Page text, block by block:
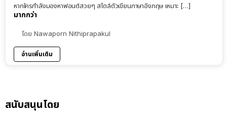
หากใครกำลังมองหาฟอนต์สวยๆ สไตล์ตัวเขียนภาษาอังกฤษ เหมาะ […]
มากกว่า
โดย Nawaporn Nithiprapakul
อ่านเพิ่มเติม
สนับสนุนโดย